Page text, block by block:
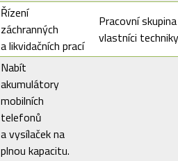
Řízení
záchranných
a likvidačních prací
Pracovní
vlastníci
Nabít
akumulátory
mobilních
telefonů
a vysílaček na
plnou kapacitu.